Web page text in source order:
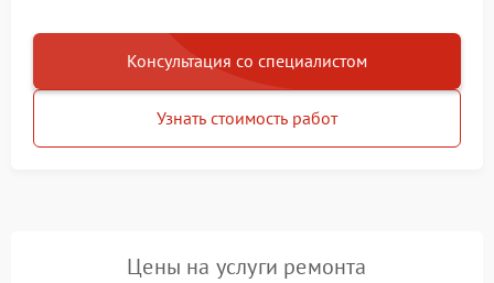
Консультация со специалистом
Узнать стоимость работ
Цены на услуги ремонта